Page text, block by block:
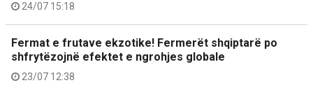
24/07 15:18
Fermat e frutave ekzotike! Fermerët shqiptarë po
shfrytëzojnë efektet e ngrohjes globale
23/07 12:38